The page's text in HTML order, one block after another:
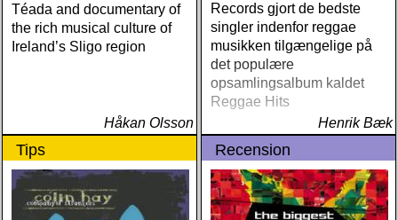
Téada and documentary of
the rich musical culture of
Ireland’s Sligo region
Håkan Olsson
Records gjort de bedste
singler indenfor reggae
musikken tilgængelige på
det populære
opsamlingsalbum kaldet
Reggae Hits
Henrik Bæk
Tips Recension